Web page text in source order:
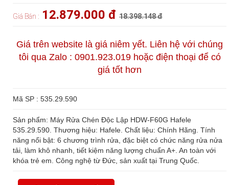
Giá Bán : 12.879.000 đ 18.398.148 đ
Giá trên website là giá niêm yết. Liên hệ với chúng
tôi qua Zalo : 0901.923.019 hoặc điện thoại để có
giá tốt hơn
Mã SP : 535.29.590
Sản phẩm: Máy Rửa Chén Độc Lập HDW-F60G Hafele
535.29.590. Thương hiệu: Hafele. Chất liệu: Chính Hãng. Tính
năng nổi bật: 6 chương trình rửa, đặc biệt có chức năng rửa nửa
tải, làm khô nhanh, tiết kiệm năng lượng chuẩn A+. An toàn với
khóa trẻ em. Công nghệ từ Đức, sản xuất tại Trung Quốc.